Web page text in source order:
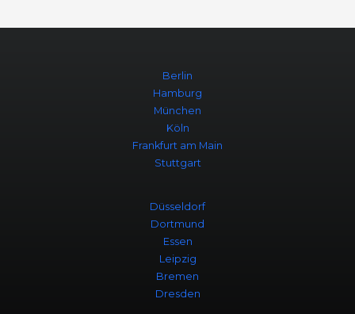
Berlin
Hamburg
München
Köln
Frankfurt am Main
Stuttgart
Düsseldorf
Dortmund
Essen
Leipzig
Bremen
Dresden